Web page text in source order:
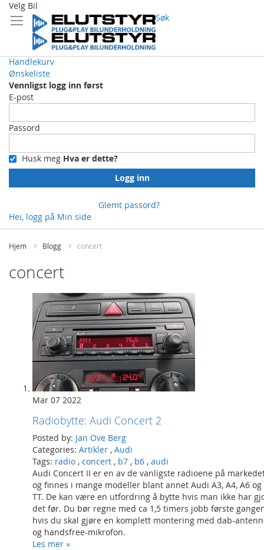
Velg Bil
Søk
Handlekurv
Ønskeliste
Vennligst logg inn først
E-post
Passord
Husk meg Hva er dette?
Logg inn
Glemt passord?
Hei, logg på Min side
Skip
Content
Hjem Blogg concert
concert
Mar 07 2022
Radiobytte: Audi Concert 2
Posted by: Jan Ove Berg
Categories: Artikler , Audi
Tags: radio , concert , b7 , b6 , audi
Audi Concert II er en av de vanligste radioene på
og finnes i mange modeller blant annet Audi A3, A4, A6 og
TT. De kan være en utfordring å bytte hvis man ikke har
det før. Du bør regne med ca 1,5 timers jobb første
hvis du skal gjøre en komplett montering med dab-
og handsfree-mikrofon.
Les mer »